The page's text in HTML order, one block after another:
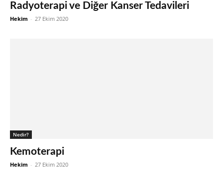
Radyoterapi ve Diğer Kanser Tedavileri
Hekim - 27 Ekim 2020
Nedir?
Kemoterapi
Hekim - 27 Ekim 2020